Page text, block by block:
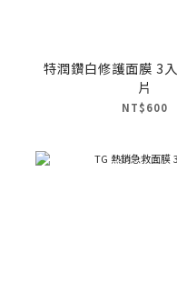
特潤鑽白修護面膜 3
片
NT$600